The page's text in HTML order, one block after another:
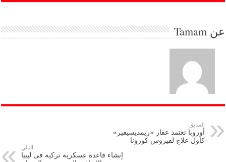
عنTamam
السابق
أوروبا تعتمد عقار «ريمديسيفير»
كأول علاج لفيروس كورونا
التالي
إنشاء قاعدة عسكرية تركية فى ليبيا